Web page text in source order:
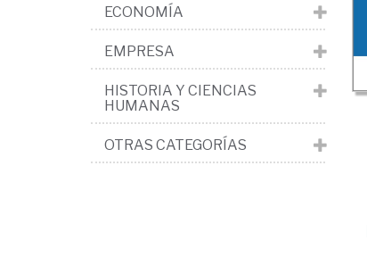
ECONOMÍA
EMPRESA
HISTORIA Y CIENCIAS
HUMANAS
OTRAS CATEGORÍAS